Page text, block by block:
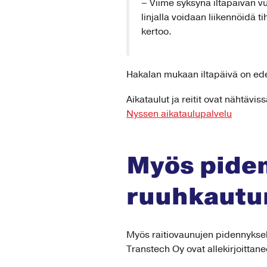
– Viime syksynä iltapäivän
linjalla voidaan liikennöidä
kertoo.
Hakalan mukaan iltapäivä on
Aikataulut ja reitit ovat
Nyssen aikataulupalvelu
Myös
Myös raitiovaunujen
Transtech Oy ovat